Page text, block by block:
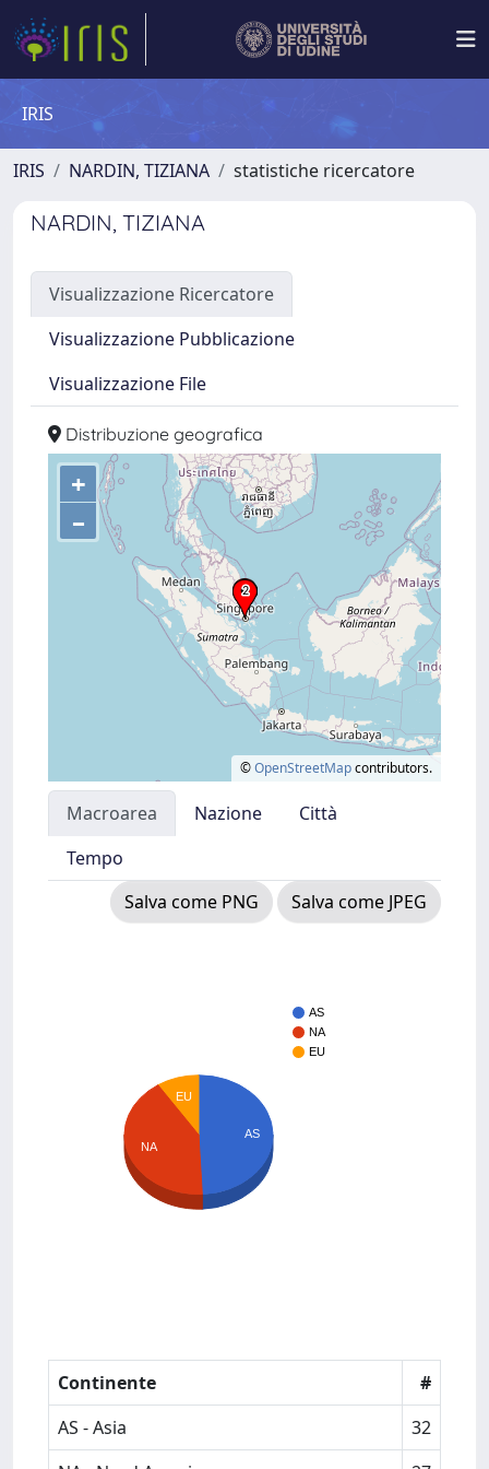
IRIS
IRIS NARDIN, TIZIANA statistiche ricercatore
NARDIN, TIZIANA
Visualizzazione Ricercatore
Visualizzazione Pubblicazione
Visualizzazione File
Distribuzione geografica
+
–
©OpenStreetMapcontributors.
Macroarea Nazione
Città
Tempo
Salva come PNG
Salva come JPEG
AS
NA
EU
AS
EU
NA
Continente
#
AS - Asia
32